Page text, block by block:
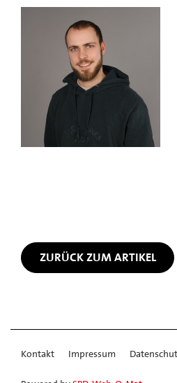
ZURÜCK ZUM ARTIKEL
Kontakt Impressum